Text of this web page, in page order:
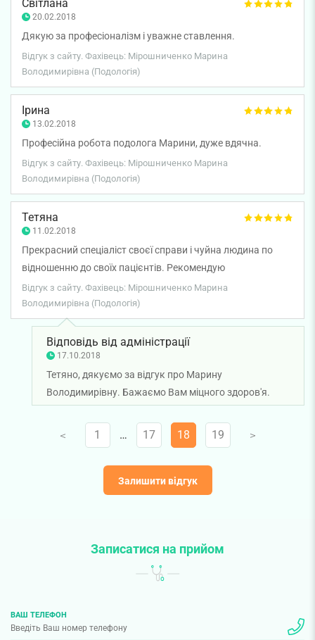
Світлана
20.02.2018
Дякую за професіоналізм і уважне ставлення.
Відгук з сайту. Фахівець: Мірошниченко Марина
Володимирівна (Подологія)
Ірина
13.02.2018
Професійна робота подолога Марини, дуже вдячна.
Відгук з сайту. Фахівець: Мірошниченко Марина
Володимирівна (Подологія)
Тетяна
11.02.2018
Прекрасний спеціаліст своєї справи і чуйна людина по
відношенню до своїх пацієнтів. Рекомендую
Відгук з сайту. Фахівець: Мірошниченко Марина
Володимирівна (Подологія)
Відповідь від адміністрації
17.10.2018
Тетяно, дякуємо за відгук про Марину
Володимирівну. Бажаємо Вам міцного здоров'я.
V 1 … 17 18 19 V
Залишити відгук
Записатися на прийом
ВАШ ТЕЛЕФОН